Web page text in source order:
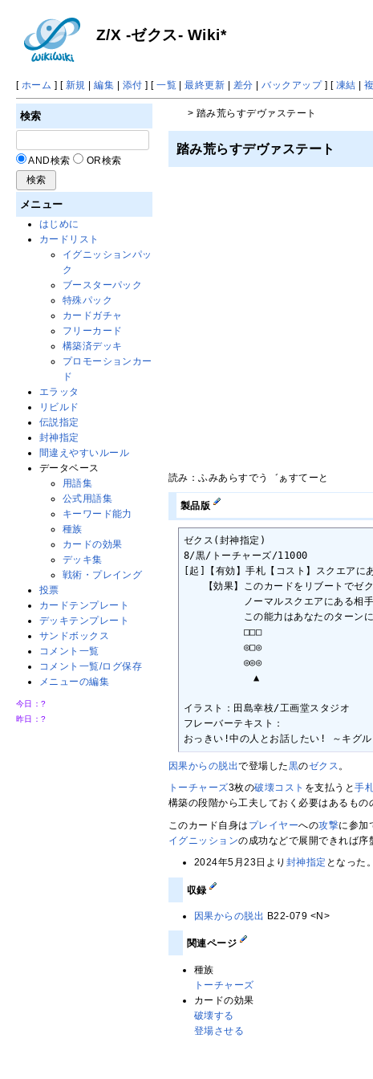
Z/X -ゼクス- Wiki*
[ ホーム ] [ 新規 |編集 | 添付 ] [一覧 |最終更新 | 差分 |バックアップ] [ 凍結 |
> 踏み荒らすデヴァステート
踏み荒らすデヴァステート
読み：ふみあらすでう゛ぁすてーと
製品版
ゼクス(封神指定)
8/黒/トーチャーズ/11000
[起]【有効】手札【コスト】スクエアに
【効果】このカードをリブートでゼク
ノーマルスクエアにある相手のゼ
この能力はあなたのターンにし
□□□
◎□◎
◎◎◎
▲
イラスト：田島幸枝/工画堂スタジオ
フレーバーテキスト：
おっきい!中の人とお話したい! ～キグル
因果からの脱出で登場した黒のゼクス。
トーチャーズ3枚の破壊コスト を支払うと手
構築の段階から工夫しておく必要はあるもの
このカード自身は プレイヤーへの攻撃に参加
イグニッションの成功などで展開できれば序
2024年5月23日より 封神指定 となった。
収録
因果からの脱出 B22-079 <N>
関連ページ
種族
トーチャーズ
カードの効果
破壊する
登場させる
検索
AND検索 OR検索
メニュー
はじめに
カードリスト
イグニッションパッ
ク
ブースターパック
特殊パック
カードガチャ
フリーカード
構築済デッキ
プロモーションカー
ド
エラッタ
リビルド
伝説指定
封神指定
間違えやすいルール
データベース
用語集
公式用語集
キーワード能力
種族
カードの効果
デッキ集
戦術・プレイング
投票
カードテンプレート
デッキテンプレート
サンドボックス
コメント一覧
コメント一覧/ログ保存
メニューの編集
今日：?
昨日：?